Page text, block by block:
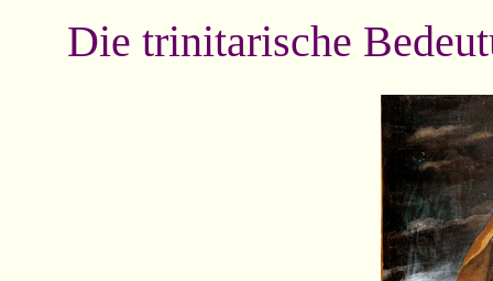
Die trinitarische